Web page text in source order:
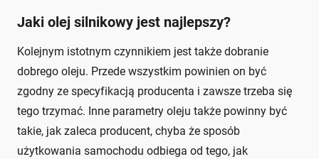
Jaki olej silnikowy jest najlepszy?
Kolejnym istotnym czynnikiem jest także dobranie
dobrego oleju. Przede wszystkim powinien on być
zgodny ze specyfikacją producenta i zawsze trzeba się
tego trzymać. Inne parametry oleju także powinny być
takie, jak zaleca producent, chyba że sposób
użytkowania samochodu odbiega od tego, jak